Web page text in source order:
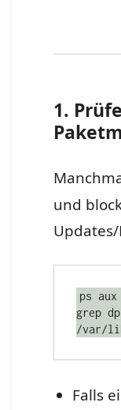
1.
und
ps
grep
/var/
Falls